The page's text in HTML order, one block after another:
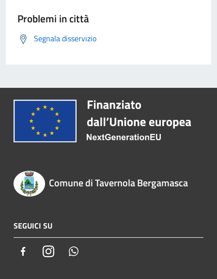
Problemi in città
Segnala disservizio
Comune di Tavernola Bergamasca
SEGUICI SU
FacebookInstagram